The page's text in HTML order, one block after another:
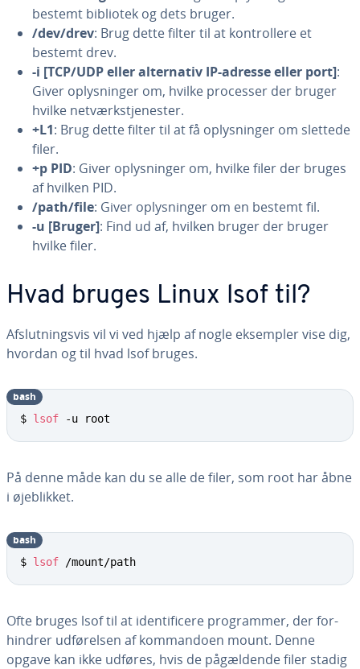
bestemt bibliotek og dets bruger.
/dev/drev: Brug dette filter til at kon­trol­le­re et
bestemt drev.
-i [TCP/UDP eller al­ter­na­tiv IP-adresse eller port]:
Giver op­lys­nin­ger om, hvilke processer der bruger
hvilke net­værk­stje­ne­ster.
+L1: Brug dette filter til at få op­lys­nin­ger om slettede
filer.
+p PID: Giver op­lys­nin­ger om, hvilke filer der bruges
af hvilken PID.
/path/file: Giver op­lys­nin­ger om en bestemt fil.
-u [Bruger]: Find ud af, hvilken bruger der bruger
hvilke filer.
Hvad bruges Linux lsof til?
Af­slut­nings­vis vil vi ved hjælp af nogle eksempler vise dig,
hvordan og til hvad lsof bruges.
$ lsof -u root
bash
På denne måde kan du se alle de filer, som root har åbne
i øje­blik­ket.
$ lsof /mount/path
bash
Ofte bruges lsof til at iden­ti­fi­ce­re pro­gram­mer, der for­
hin­drer ud­fø­rel­sen af kom­man­do­en mount. Denne
opgave kan ikke udføres, hvis de på­gæl­den­de filer stadig